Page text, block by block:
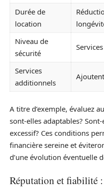
Durée de
location
Niveau de
sécurité
Services
additionnels
A titre d’exemple, évaluez
sont-elles adaptables?
excessif? Ces conditions
financière sereine et
d’une évolution éventuelle
Réputation et fiabilité